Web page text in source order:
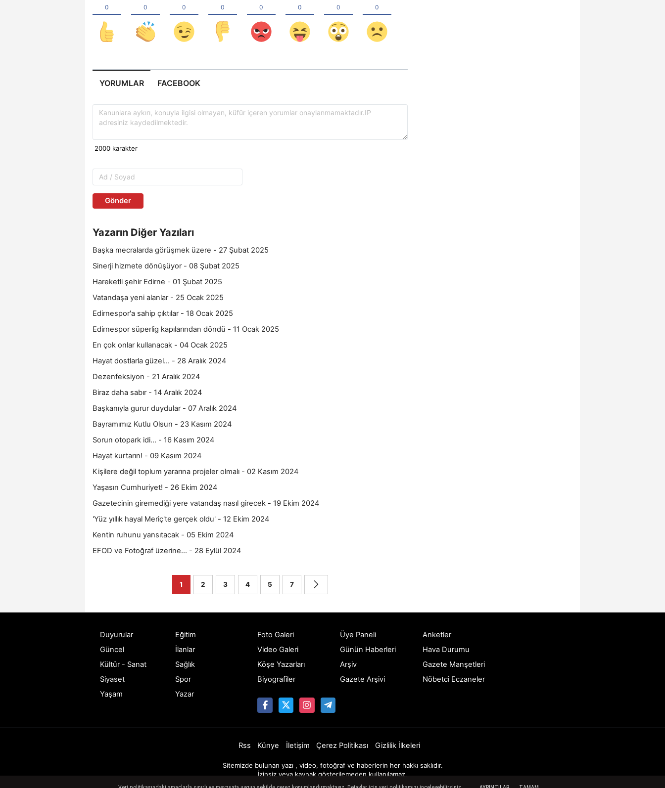
YORUMLAR FACEBOOK
Gönder
Yazarın Diğer Yazıları
Başka mecralarda görüşmek üzere - 27 Şubat 2025
Sinerji hizmete dönüşüyor - 08 Şubat 2025
Hareketli şehir Edirne - 01 Şubat 2025
Vatandaşa yeni alanlar - 25 Ocak 2025
Edirnespor'a sahip çıktılar - 18 Ocak 2025
Edirnespor süperlig kapılarından döndü - 11 Ocak 2025
En çok onlar kullanacak - 04 Ocak 2025
Hayat dostlarla güzel… - 28 Aralık 2024
Dezenfeksiyon - 21 Aralık 2024
Biraz daha sabır - 14 Aralık 2024
Başkanıyla gurur duydular - 07 Aralık 2024
Bayramımız Kutlu Olsun - 23 Kasım 2024
Sorun otopark idi… - 16 Kasım 2024
Hayat kurtarın! - 09 Kasım 2024
Kişilere değil toplum yararına projeler olmalı - 02 Kasım 2024
Yaşasın Cumhuriyet! - 26 Ekim 2024
Gazetecinin giremediği yere vatandaş nasıl girecek - 19 Ekim 2024
'Yüz yıllık hayal Meriç'te gerçek oldu' - 12 Ekim 2024
Kentin ruhunu yansıtacak - 05 Ekim 2024
EFOD ve Fotoğraf üzerine… - 28 Eylül 2024
1 2 3 4 5 7
Duyurular
Eğitim
Güncel
İlanlar
Kültür - Sanat
Sağlık
Siyaset
Spor
Yaşam
Yazar
Foto Galeri
Video Galeri
Köşe Yazarları
Biyografiler
Üye Paneli
Günün Haberleri
Arşiv
Gazete Arşivi
Anketler
Hava Durumu
Gazete Manşetleri
Nöbetci Eczaneler
Rss Künye İletişim Çerez Politikası Gizlilik İlkeleri
Sitemizde bulunan yazı , video, fotoğraf ve haberlerin her hakkı saklıdır.
İzinsiz veya kaynak gösterilemeden kullanılamaz.